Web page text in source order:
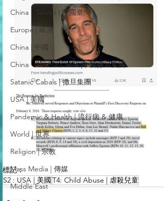
China - Taiwan | 中國臺灣
Europe | 歐洲
China | 中國
China - Satanic Cabal |中國撒旦集團
Satanic Cabals | 撒旦集團
USA | 美國
Pandemic & Health | 流行病 & 健康
World | 世界
Religion | 宗教
Mass Media | 傳媒
Middle East
標記：
S2 : USA | 美國T4: Child Abuse | 虐殺兒童